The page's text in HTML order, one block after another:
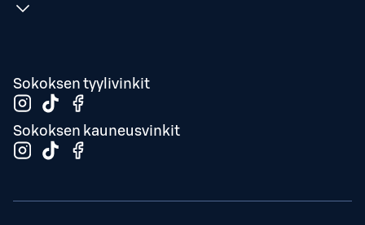
Sokoksen tyylivinkit
Sokoksen kauneusvinkit